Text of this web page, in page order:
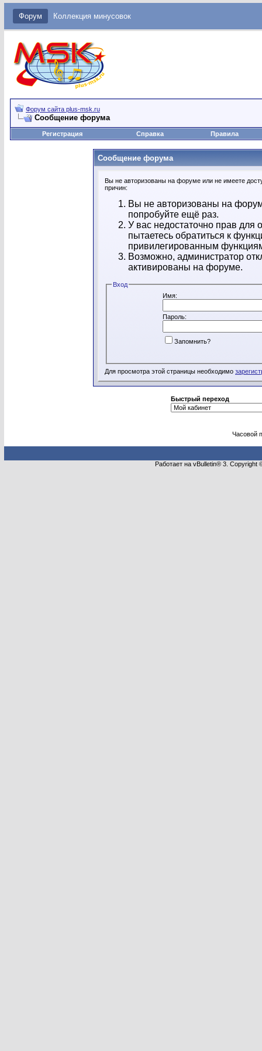
Форум Коллекция минусовок
Форум сайта plus-msk.ru
Сообщение форума
Регистрация Справка Правила
Сообщение форума
Вы не авторизованы на форуме или не имеете
причин:
Вы не авторизованы на
попробуйте ещё раз.
У вас недостаточно прав
пытаетесь обратиться к
привилегированным
Возможно, администратор
активированы на форуме.
Вход
Имя:
Пароль:
Запомнить?
Для просмотра этой страницы необходимо
Быстрый переход
Часовой
Работает на vBulletin® 3.